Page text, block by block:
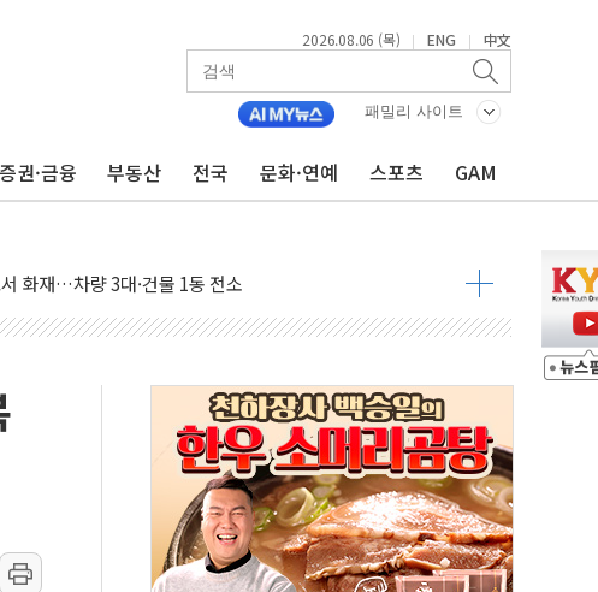
2026.08.06 (목) | ENG | 中文
패밀리 사이트
증권·금융 부동산 전국 문화·연예 스포츠 GAM
대경보 확대…온열질환자 2665명·사망 23명
만, 반도체 두 종목에 코스피 '휘청'
해상 단거리 탄도미사일 발사
가 준공 10년 이상…리뉴얼이 경쟁력 가른다
체, 경찰수사개혁위에 보완수사권 폐지 우려 전달
공격에 속수무책… 패트리엇 미사일 지원, 작년의 3분의 1
설교한 목사 불구속 송치
희룡 2차 조사…'당정대 회의' 한동훈·방기선 수사도 속도
'입추'에 폭염 절정…서울 한낮 39도
장 옥상서 불…30여분 만에 진화